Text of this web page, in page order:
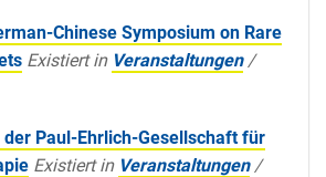
Chinese Symposium on Rare
Existiert in Veranstaltungen /
Paul-Ehrlich-Gesellschaft für
Existiert in Veranstaltungen /